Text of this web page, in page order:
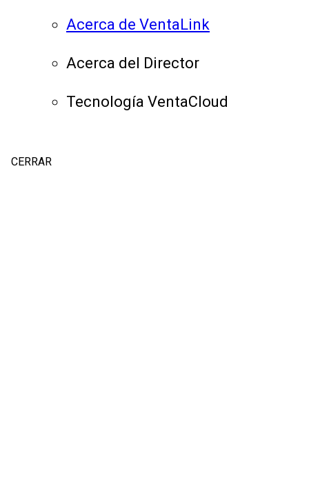
Acerca de VentaLink
Acerca del Director
Tecnología VentaCloud
CERRAR